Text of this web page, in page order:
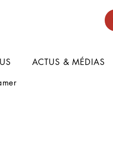
ACTUS & MÉDIAS